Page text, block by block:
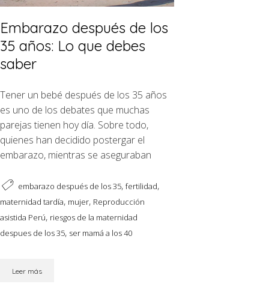
Embarazo después de los
35 años: Lo que debes
saber
Tener un bebé después de los 35 años
es uno de los debates que muchas
parejas tienen hoy día. Sobre todo,
quienes han decidido postergar el
embarazo, mientras se aseguraban
embarazo después de los 35, fertilidad,
maternidad tardía, mujer, Reproducción
asistida Perú, riesgos de la maternidad
despues de los 35, ser mamá a los 40
Leer más